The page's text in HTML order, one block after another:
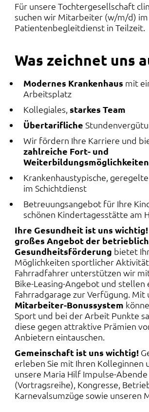
Für unsere Tochtergesellschaft
suchen wir Mitarbeiter (w/m/d) im
Patientenbegleitdienst in Teilzeit.
Was zeichnet uns
Modernes Krankenhaus mit
Arbeitsplatz
Kollegiales, starkes Team
Übertarifliche
Wir fördern Ihre Karriere und
zahlreiche Fort- und
Weiterbildungsmöglichkeiten
Krankenhaustypische,
im Schichtdienst
Betreuungsangebot für Ihre
schönen Kindertagesstätte am
Ihre Gesundheit ist uns wichtig!
großes Angebot der
Gesundheitsförderung bietet
Möglichkeiten sportlicher
Fahrradfahrer unterstützen wir
Bike-Leasing-Angebot und stellen
Fahrradgarage zur Verfügung. Mit
Mitarbeiter-Bonussystem
Sport und bei der Arbeit Punkte
diese gegen attraktive Prämien
Anbietern eintauschen.
Gemeinschaft ist uns wichtig!
erleben Sie mit Ihren Kolleginnen
unsere Maria Hilf Impulse-Abende
(Vortragsreihe), Kongresse,
Karnevalsumzüge sowie unseren